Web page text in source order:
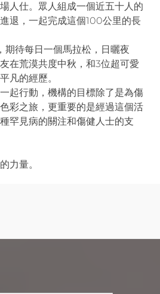
人仕。眾人組成一個近五十人的
退，一起完成這個100公里的長
期待每日一個馬拉松，日曬夜
在荒漠共度中秋，和3位超可愛
凡的經歷。
起行動，機構的目標除了是為傷
彩之旅，更重要的是經過這個活
罕見病的關注和傷健人士的支
力量。